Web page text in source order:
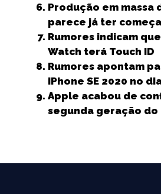
Produção em massa
parece já ter
Rumores indicam
Watch terá Touch ID
Rumores apontam
iPhone SE 2020 no
Apple acabou de
segunda geração do